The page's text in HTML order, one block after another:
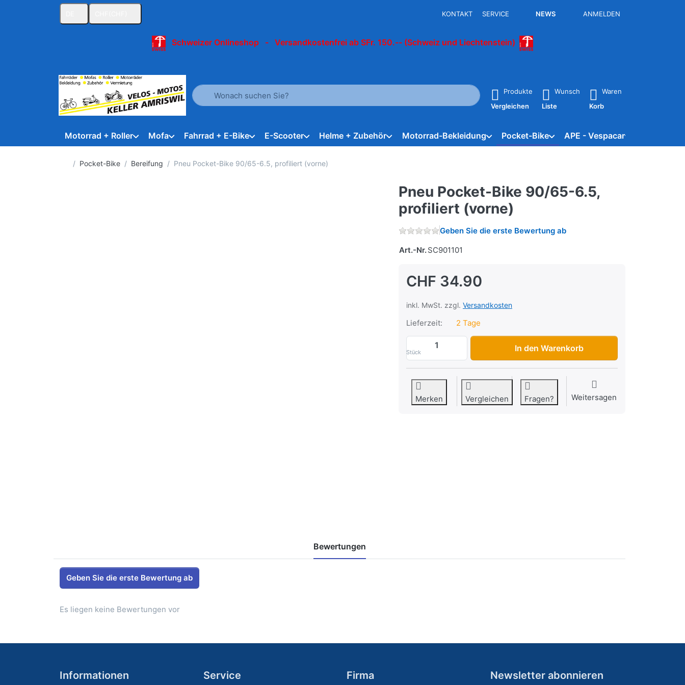
KONTAKT SERVICE NEWS ANMELDEN
Schweizer Onlineshop - Versandkostenfrei ab SFr. 150.-- (Schweiz und Liechtenstein)
Geben Sie einen Suchbegriff ein. Während Sie tippen, erscheinen automatisch erste Ergebnisse. Drücken Sie die Eingabetaste, um alle
Produkte
Vergleichen
Wunsch
Liste
Waren
Korb
Motorrad + Roller Mofa Fahrrad + E-Bike E-Scooter Helme + Zubehör Motorrad-Bekleidung Pocket-Bike APE - Vespacar
Startseite
Pocket-Bike Bereifung Pneu Pocket-Bike 90/65-6.5, profiliert (vorne)
Pneu Pocket-Bike 90/65-6.5,
profiliert (vorne)
Geben Sie die erste Bewertung ab
Art.-Nr.SC901101
CHF 34.90
inkl. MwSt. zzgl. Versandkosten
Lieferzeit: 2 Tage
Stück
Pneu Pocket-Bike 90/65-6.5, profiliert (vorne) zu CHF
In den Warenkorb
Merken Vergleichen Fragen? Weitersagen
Bewertungen
Geben Sie die erste Bewertung ab
Es liegen keine Bewertungen vor
Informationen Service Firma Newsletter abonnieren